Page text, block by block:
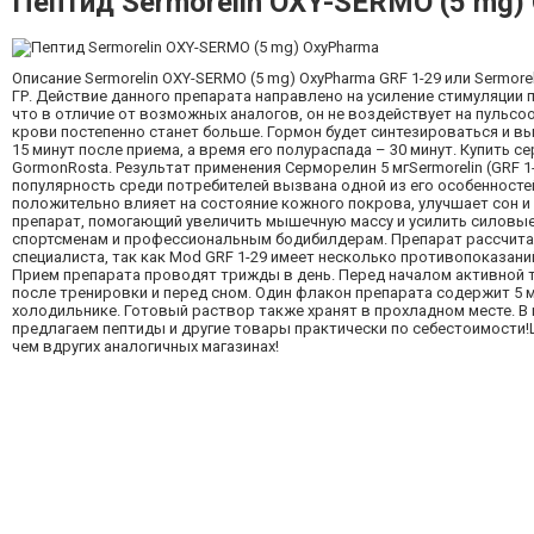
Описание Sermorelin OXY-SERMO (5 mg) OxyPharma GRF 1-29 или
ГР. Действие данного препарата направлено на усиление
что в отличие от возможных аналогов, он не воздействует на
крови постепенно станет больше. Гормон будет синтезироваться
15 минут после приема, а время его полураспада – 30 минут. Купить
GormonRosta. Результат применения Серморелин 5 мгSermorelin
популярность среди потребителей вызвана одной из его
положительно влияет на состояние кожного покрова, улучшает сон и
препарат, помогающий увеличить мышечную массу и усилить
спортсменам и профессиональным бодибилдерам. Препарат
специалиста, так как Mod GRF 1-29 имеет несколько
Прием препарата проводят трижды в день. Перед началом активной
после тренировки и перед сном. Один флакон препарата содержит 5
холодильнике. Готовый раствор также хранят в прохладном месте.
предлагаем пептиды и другие товары практически по
чем вдругих аналогичных магазинах!